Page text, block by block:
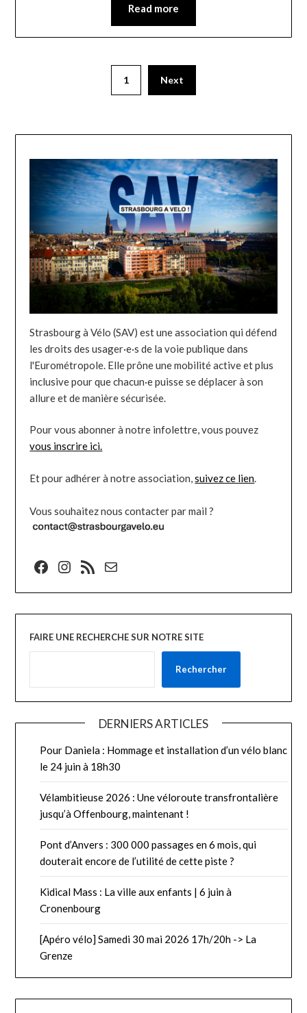
Read more
1 Next
Strasbourg à Vélo (SAV) est une association qui défend
les droits des usager·e·s de la voie publique dans
l'Eurométropole. Elle prône une mobilité active et plus
inclusive pour que chacun·e puisse se déplacer à son
allure et de manière sécurisée.
Pour vous abonner à notre infolettre, vous pouvez
vous inscrire ici.
Et pour adhérer à notre association,suivez ce lien.
Vous souhaitez nous contacter par mail ?
Facebook
Instagram
Flux RSSE-mail
FAIRE UNE RECHERCHE SUR NOTRE SITE
Rechercher
DERNIERS ARTICLES
Pour Daniela : Hommage et installation d’un vélo blanc
le 24 juin à 18h30
Vélambitieuse 2026 : Une véloroute transfrontalière
jusqu’à Offenbourg, maintenant !
Pont d’Anvers : 300 000 passages en 6 mois, qui
douterait encore de l’utilité de cette piste ?
Kidical Mass : La ville aux enfants | 6 juin à
Cronenbourg
[Apéro vélo] Samedi 30 mai 2026 17h/20h -> La
Grenze